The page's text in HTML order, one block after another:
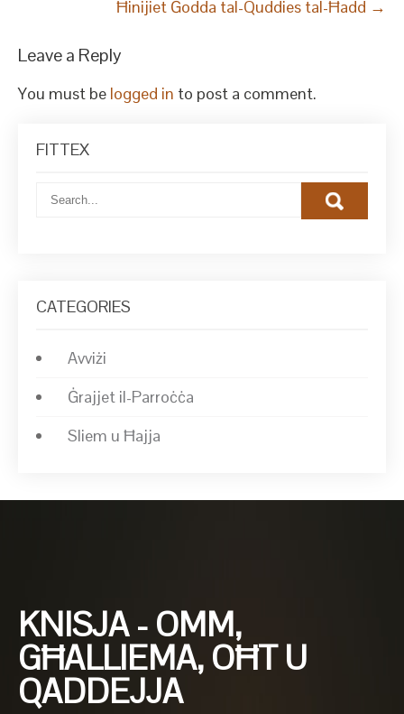
Ħinijiet Ġodda tal-Quddies tal-Ħadd →
Leave a Reply
You must be logged in to post a comment.
FITTEX
CATEGORIES
Avviżi
Ġrajjet il-Parroċċa
Sliem u Ħajja
KNISJA - OMM,
GĦALLIEMA, OĦT U
QADDEJJA